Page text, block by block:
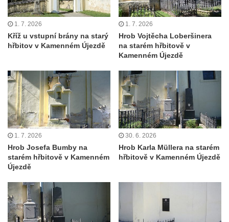
úřadě v Kovanicích
Pomník obětem 1. světové války v
Kovanicích
Pomník obětem válek v Kněževsi
Trutnově
Pomník obětem koncentračního tábora na
hřbitově v Rychnově u Jablonce nad Nisou
Pomník pracovního nasazení vězňů
koncentračního tábora v Tovární ulici v
Rychnově u Jablonce nad Nisou
u Pěnčína
Kenotaf Emila Posselta na hřbitově v
Krásné u Pěnčína
1. 7. 2026
Kříž u vstupní brány na starý
hřbitov v Kamenném Újezdě
1. 7. 2026
Hrob Vojtěcha Loberšinera
na starém hřbitově v
Kamenném Újezdě
1. 7. 2026
Hrob Josefa Bumby na
starém hřbitově v Kamenném
Újezdě
30. 6. 2026
Hrob Karla Müllera na starém
hřbitově v Kamenném Újezdě